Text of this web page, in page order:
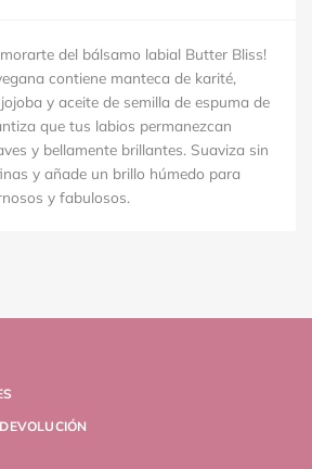
del bálsamo labial Butter Bliss!
contiene manteca de karité,
y aceite de semilla de espuma de
que tus labios permanezcan
y bellamente brillantes. Suaviza sin
y añade un brillo húmedo para
y fabulosos.